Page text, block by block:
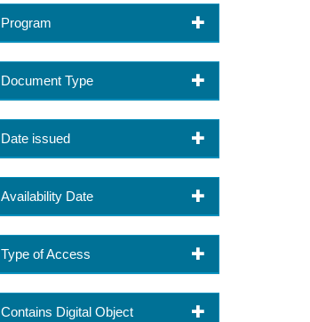
Program
Document Type
Date issued
Availability Date
Type of Access
Contains Digital Object